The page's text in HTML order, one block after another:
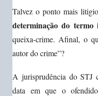
Talvez o ponto mais
determinação do termo
queixa-crime. Afinal, o
autor do crime”?
A jurisprudência do STJ
data em que o